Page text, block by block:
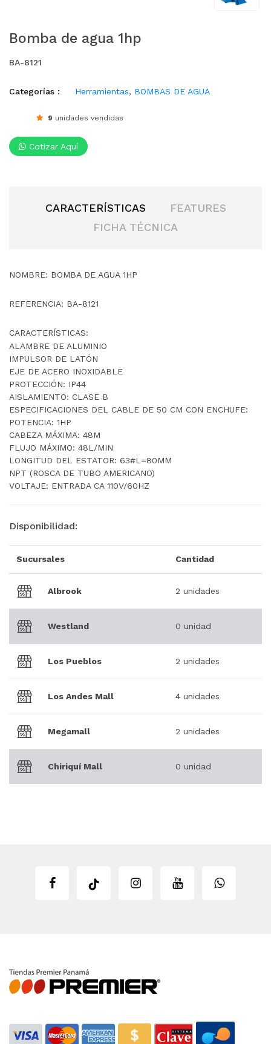
Bomba de agua 1hp
BA-8121
Categorías : Herramientas, BOMBAS DE AGUA
9 unidades vendidas
Cotizar Aquí
CARACTERÍSTICAS
FEATURES
FICHA TÉCNICA
NOMBRE: BOMBA DE AGUA 1HP
REFERENCIA: BA-8121
CARACTERÍSTICAS:
ALAMBRE DE ALUMINIO
IMPULSOR DE LATÓN
EJE DE ACERO INOXIDABLE
PROTECCIÓN: IP44
AISLAMIENTO: CLASE B
ESPECIFICACIONES DEL CABLE DE 50 CM CON ENCHUFE:
POTENCIA: 1HP
CABEZA MÁXIMA: 48M
FLUJO MÁXIMO: 48L/MIN
LONGITUD DEL ESTATOR: 63#L=80MM
NPT (ROSCA DE TUBO AMERICANO)
VOLTAJE: ENTRADA CA 110V/60HZ
Disponibilidad:
Sucursales Cantidad
Albrook 2 unidades
Westland 0 unidad
Los Pueblos 2 unidades
Los Andes Mall 4 unidades
Megamall 2 unidades
Chiriquí Mall 0 unidad